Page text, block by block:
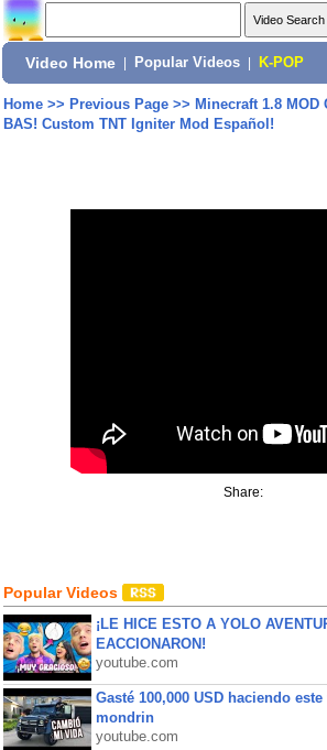
Video Home Popular Videos K-POP
Home>> Previous Page>> Minecraft 1.8 MOD
BAS! Custom TNT Igniter Mod Español!
Share:
Popular Videos
¡LE HICE ESTO A YOLO
EACCIONARON!
youtube.com
Gasté 100,000 USD haciendo
mondrin
youtube.com